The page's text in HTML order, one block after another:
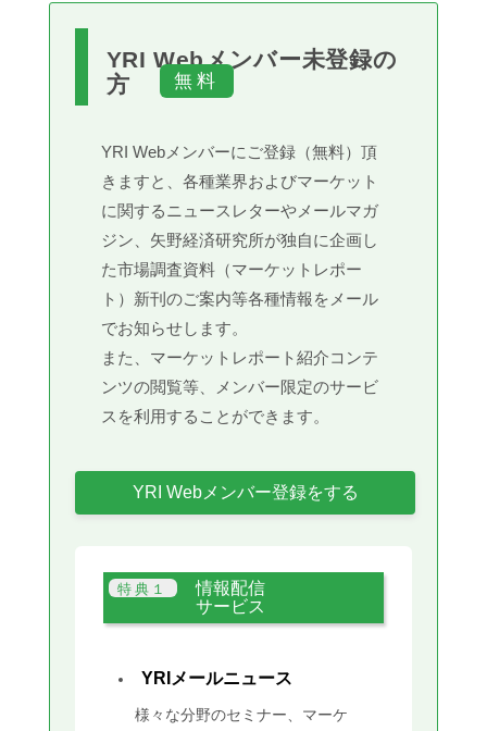
YRI Webメンバー未登録の
方
YRI Webメンバーにご登録（無料）頂
きますと、各種業界およびマーケット
に関するニュースレターやメールマガ
ジン、矢野経済研究所が独自に企画し
た市場調査資料（マーケットレポー
ト）新刊のご案内等各種情報をメール
でお知らせします。
また、マーケットレポート紹介コンテ
ンツの閲覧等、メンバー限定のサービ
スを利用することができます。
YRI Webメンバー登録をする
情報配信
サービス
YRIメールニュース
様々な分野のセミナー、マーケ